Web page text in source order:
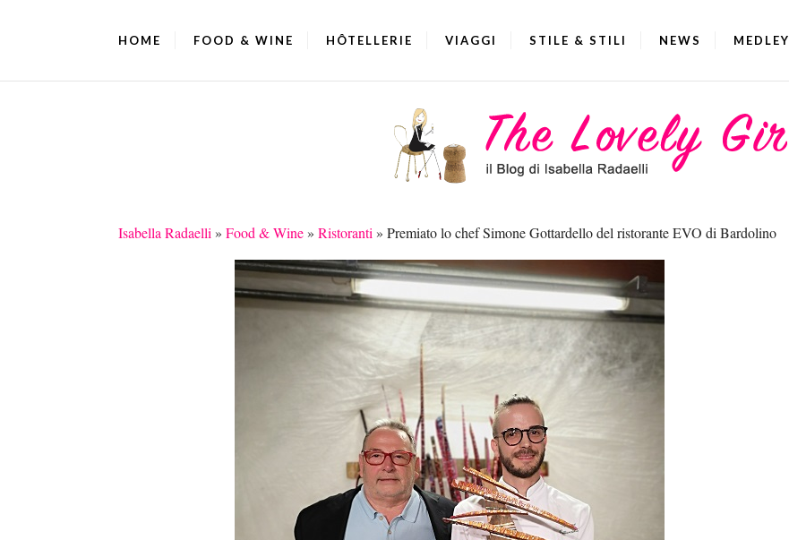
HOME FOOD & WINE HÔTELLERIE VIAGGI STILE & STILI NEWS MEDLEY
Isabella Radaelli » Food & Wine» Ristoranti » Premiato lo chef Simone Gottardello del ristorante EVO di Bardolino